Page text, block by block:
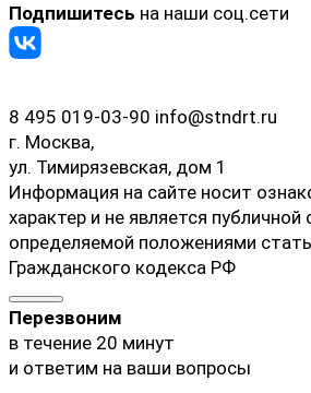
Подпишитесь на наши соц.сети
8 495 019-03-90 info@stndrt.ru
г. Москва,
ул. Тимирязевская, дом 1
Информация на сайте носит
характер и не является публичной
определяемой положениями
Гражданского кодекса РФ
Перезвоним
в течение 20 минут
и ответим на ваши вопросы